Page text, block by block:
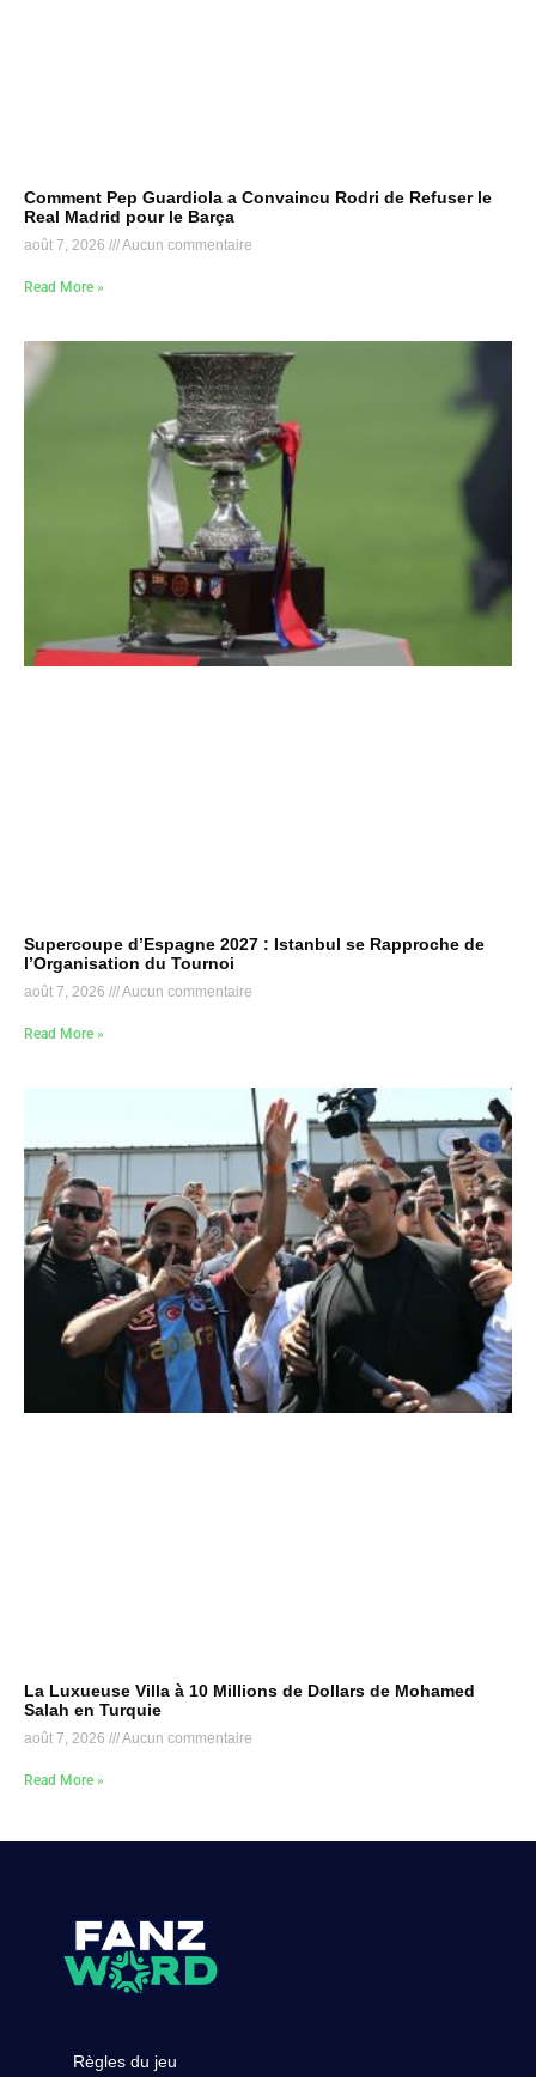
Comment Pep Guardiola a Convaincu Rodri de Refuser le
Real Madrid pour le Barça
août 7, 2026 Aucun commentaire
Read More »
Supercoupe d’Espagne 2027 : Istanbul se Rapproche de
l’Organisation du Tournoi
août 7, 2026 Aucun commentaire
Read More »
La Luxueuse Villa à 10 Millions de Dollars de Mohamed
Salah en Turquie
août 7, 2026 Aucun commentaire
Read More »
Règles du jeu